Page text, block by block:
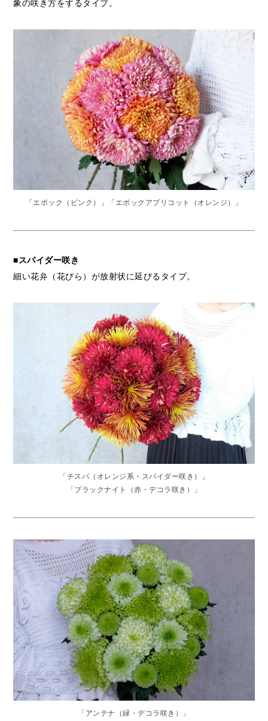
象の咲き方をするタイプ。
「エポック（ピンク）」「エポックアプリコット（オレンジ）」
■スパイダー咲き
細い花弁（花びら）が放射状に延びるタイプ。
「チスパ（オレンジ系・スパイダー咲き）」
「ブラックナイト（赤・デコラ咲き）」
「アンテナ（緑・デコラ咲き）」